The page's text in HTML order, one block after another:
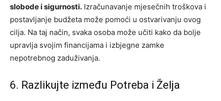
slobode i sigurnosti. Izračunavanje mjesečnih troškova i
postavljanje budžeta može pomoći u ostvarivanju ovog
cilja. Na taj način, svaka osoba može učiti kako da bolje
upravlja svojim financijama i izbjegne zamke
nepotrebnog zaduživanja.
6. Razlikujte između Potreba i Želja